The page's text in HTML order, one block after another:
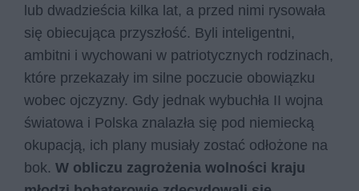
lub dwadzieścia kilka lat, a przed nimi rysowała
się obiecująca przyszłość. Byli inteligentni,
ambitni i wychowani w patriotycznych rodzinach,
które przekazały im silne poczucie obowiązku
wobec ojczyzny. Gdy jednak wybuchła II wojna
światowa i Polska znalazła się pod niemiecką
okupacją, ich plany musiały zostać odłożone na
bok. W obliczu zagrożenia wolności kraju